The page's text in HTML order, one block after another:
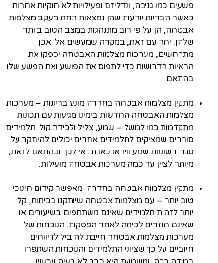
פשעים כמו גניבה, ונדליזם ופעילויות לא חוקיות אחרות.
כאשר הבריות יודעות שהן נמצאות תחת מעקב מצלמות
אבטחה, הן על פי רוב מתנהגות במצב הטוב ביותר
שלהן. יחד עם זאת, במקרה שמעשים אלו אכן
מתרחשים, מערכות מצלמות האבטחה יספקו את
הראיות הדרושות כדי לתפוס את הפושע ואת הפשע שלו
בהתאם.
מתקין מצלמות אבטחה בחדרה מונע בריונות – מערכות
מצלמות האבטחה החדשות בימינו מגיעות עם תכונות
מתקדמות כמו למשל – שמע, צליל ולכידת קול. תלמידים
סוררים שמציקים לתלמידים אחרים יכולים להיחקר על
סמך רשומות שמע ווידאו כאחד. אי לכך ובהתאם לזאת,
מיותר לציין עד כמה מערכות אבטחה מועילות.
מתקין מצלמות אבטחה בחדרה מאפשר קידום חינוכי
טוב יותר – עם מצלמות אבטחה שיותקנו בכיתות, קל
יותר לזהות תלמידים שאינם משתתפים בשיעורים או
שאינם חוזרים לכיתה לאחר הפסקות. הנוכחות של
מערכות מצלמות אבטחה חייבת להוביל לדיווחים
חיוביים על כך שציוני התלמידים והנוכחות השתפרו